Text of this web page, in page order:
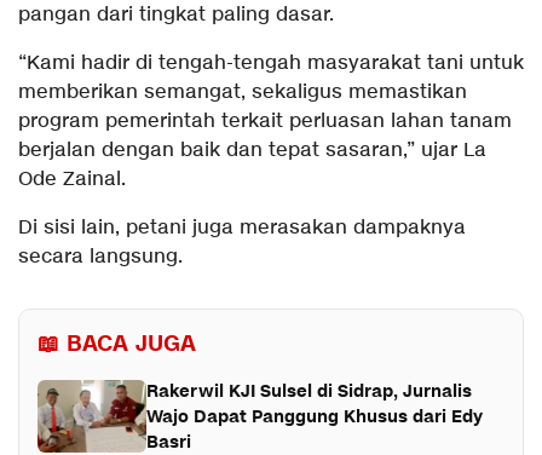
pangan dari tingkat paling dasar.
“Kami hadir di tengah-tengah masyarakat tani untuk
memberikan semangat, sekaligus memastikan
program pemerintah terkait perluasan lahan tanam
berjalan dengan baik dan tepat sasaran,” ujar La
Ode Zainal.
Di sisi lain, petani juga merasakan dampaknya
secara langsung.
📖 BACA JUGA
Rakerwil KJI Sulsel di Sidrap, Jurnalis
Wajo Dapat Panggung Khusus dari Edy
Basri